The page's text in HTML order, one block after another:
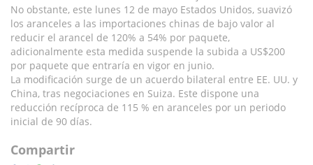
No obstante, este lunes 12 de mayo Estados Unidos, suavizó
los aranceles a las importaciones chinas de bajo valor al
reducir el arancel de 120% a 54% por paquete,
adicionalmente esta medida suspende la subida a US$200
por paquete que entraría en vigor en junio.
La modificación surge de un acuerdo bilateral entre EE. UU. y
China, tras negociaciones en Suiza. Este dispone una
reducción recíproca de 115 % en aranceles por un periodo
inicial de 90 días.
Compartir